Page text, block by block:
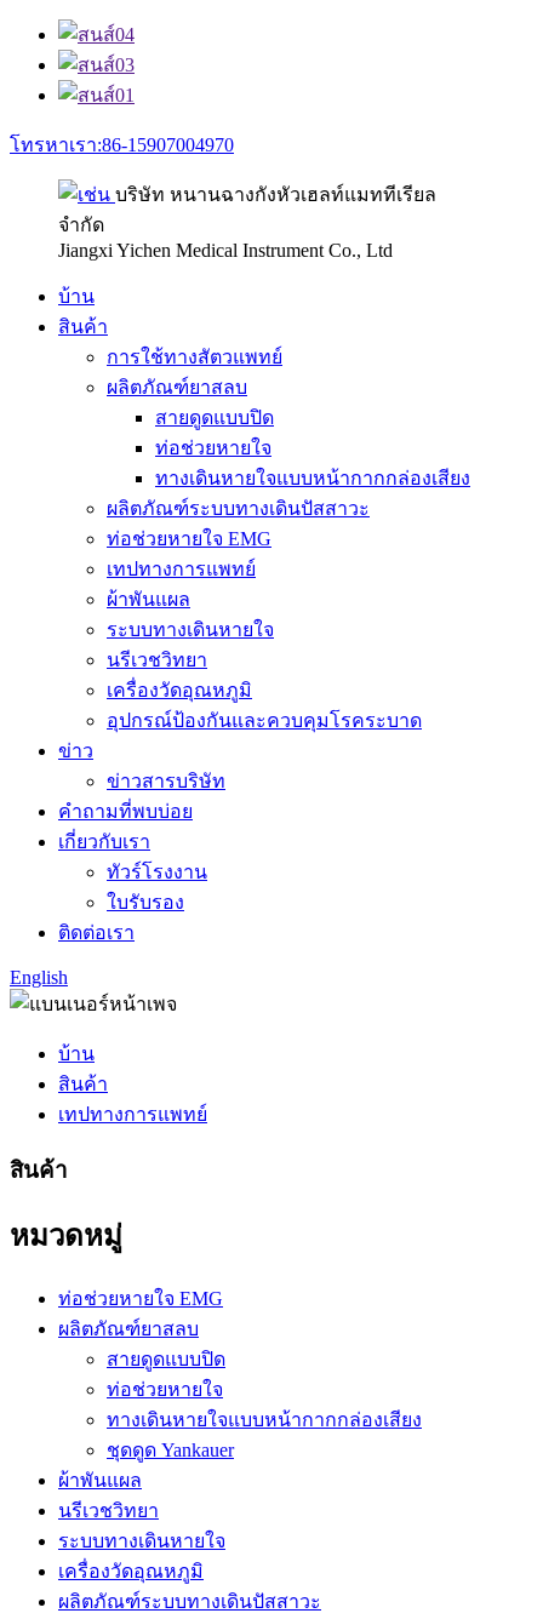
โทรหาเรา:86-15907004970
บริษัท หนานฉางกังหัวเฮลท์แมททีเรียล
จำกัด
Jiangxi Yichen Medical Instrument Co., Ltd
บ้าน
สินค้า
การใช้ทางสัตวแพทย์
ผลิตภัณฑ์ยาสลบ
สายดูดแบบปิด
ท่อช่วยหายใจ
ทางเดินหายใจแบบหน้ากากกล่องเสียง
ผลิตภัณฑ์ระบบทางเดินปัสสาวะ
ท่อช่วยหายใจ EMG
เทปทางการแพทย์
ผ้าพันแผล
ระบบทางเดินหายใจ
นรีเวชวิทยา
เครื่องวัดอุณหภูมิ
อุปกรณ์ป้องกันและควบคุมโรคระบาด
ข่าว
ข่าวสารบริษัท
คำถามที่พบบ่อย
เกี่ยวกับเรา
ทัวร์โรงงาน
ใบรับรอง
ติดต่อเรา
English
บ้าน
สินค้า
เทปทางการแพทย์
สินค้า
หมวดหมู่
ท่อช่วยหายใจ EMG
ผลิตภัณฑ์ยาสลบ
สายดูดแบบปิด
ท่อช่วยหายใจ
ทางเดินหายใจแบบหน้ากากกล่องเสียง
ชุดดูด Yankauer
ผ้าพันแผล
นรีเวชวิทยา
ระบบทางเดินหายใจ
เครื่องวัดอุณหภูมิ
ผลิตภัณฑ์ระบบทางเดินปัสสาวะ